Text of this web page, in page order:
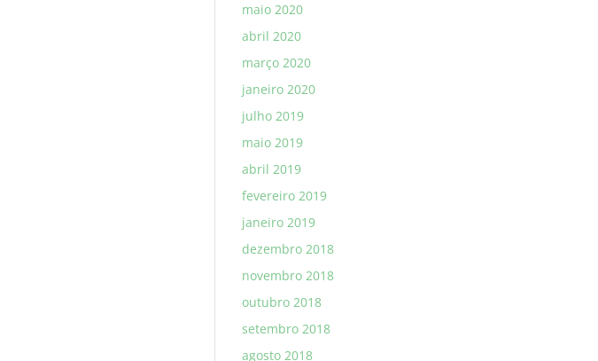
maio 2020
abril 2020
março 2020
janeiro 2020
julho 2019
maio 2019
abril 2019
fevereiro 2019
janeiro 2019
dezembro 2018
novembro 2018
outubro 2018
setembro 2018
agosto 2018